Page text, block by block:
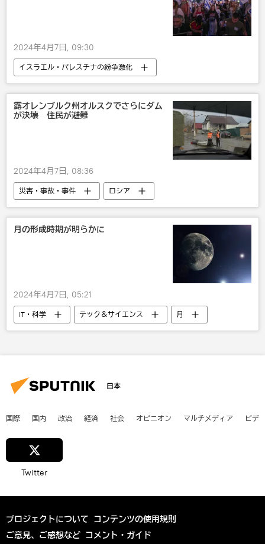
2024年4月7日, 09:30
イスラエル・パレスチナの紛争激化
イスラエル
パレスチナ
抗議
災害・事故・事件
国際 社会
露オレンブルク州オルスクでさらにダム
が決壊 住民が避難
2024年4月7日, 08:36
災害・事故・事件 ロシア
月の形成時期が明らかに
2024年4月7日, 05:21
IT・科学 テック＆サイエンス
月
宇宙
日本
国際 国内 政治 経済 社会 オピニオン マルチメディア ビデ
Twitter
プロジェクトについて コンテンツの使用規則
ご意見、ご感想など コメント・ガイド